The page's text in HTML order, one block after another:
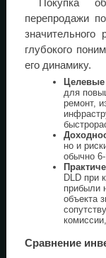
Покупка
перепродажи
значительного
глубокого
его динамику.
для
ремонт,
но и
обычно
DLD при
прибыли
объекта
Сравнение